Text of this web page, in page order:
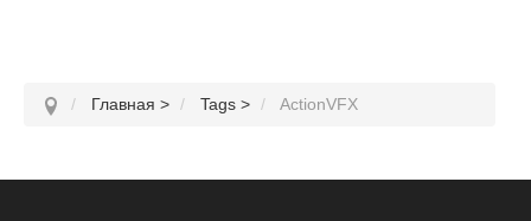
Главная > Tags > ActionVFX